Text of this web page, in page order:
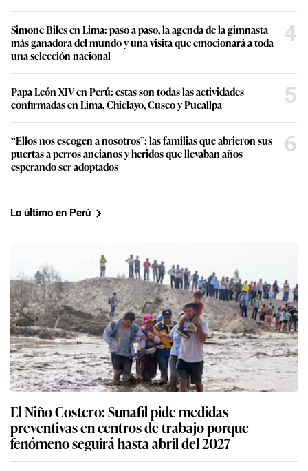
Simone Biles en Lima: paso a paso, la agenda de la gimnasta
más ganadora del mundo y una visita que emocionará a toda
una selección nacional
4
Papa León XIV en Perú: estas son todas las actividades
confirmadas en Lima, Chiclayo, Cusco y Pucallpa
5
“Ellos nos escogen a nosotros”: las familias que abrieron sus
puertas a perros ancianos y heridos que llevaban años
esperando ser adoptados
6
Lo último en Perú
El Niño Costero: Sunafil pide medidas
preventivas en centros de trabajo porque
fenómeno seguirá hasta abril del 2027